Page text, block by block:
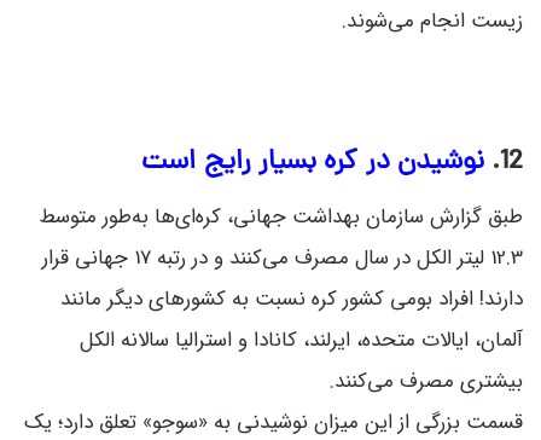
زیست انجام می‌شوند.
12. نوشیدن در کره بسیار رایج است
12.3 لیتر الکل در سال مصرف می‌کنند و در رتبه 17 جهانی قرار
دارند! افراد بومی کشور کره نسبت به کشورهای دیگر مانند
آلمان، ایالات متحده، ایرلند، کانادا و استرالیا سالانه الکل
بیشتری مصرف می‌کنند.
قسمت بزرگی از این میزان نوشیدنی به «سوجو» تعلق دارد؛ یک